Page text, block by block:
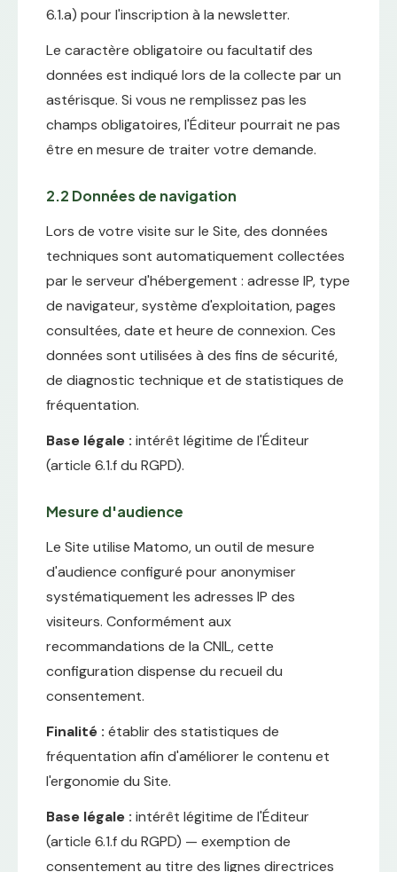
6.1.a) pour l'inscription à la newsletter.
Le caractère obligatoire ou facultatif des
données est indiqué lors de la collecte par un
astérisque. Si vous ne remplissez pas les
champs obligatoires, l'Éditeur pourrait ne pas
être en mesure de traiter votre demande.
2.2 Données de navigation
Lors de votre visite sur le Site, des données
techniques sont automatiquement collectées
par le serveur d'hébergement : adresse IP, type
de navigateur, système d'exploitation, pages
consultées, date et heure de connexion. Ces
données sont utilisées à des fins de sécurité,
de diagnostic technique et de statistiques de
fréquentation.
Base légale : intérêt légitime de l'Éditeur
(article 6.1.f du RGPD).
Mesure d'audience
Le Site utilise Matomo, un outil de mesure
d'audience configuré pour anonymiser
systématiquement les adresses IP des
visiteurs. Conformément aux
recommandations de la CNIL, cette
configuration dispense du recueil du
consentement.
Finalité : établir des statistiques de
fréquentation afin d'améliorer le contenu et
l'ergonomie du Site.
Base légale : intérêt légitime de l'Éditeur
(article 6.1.f du RGPD) — exemption de
consentement au titre des lignes directrices